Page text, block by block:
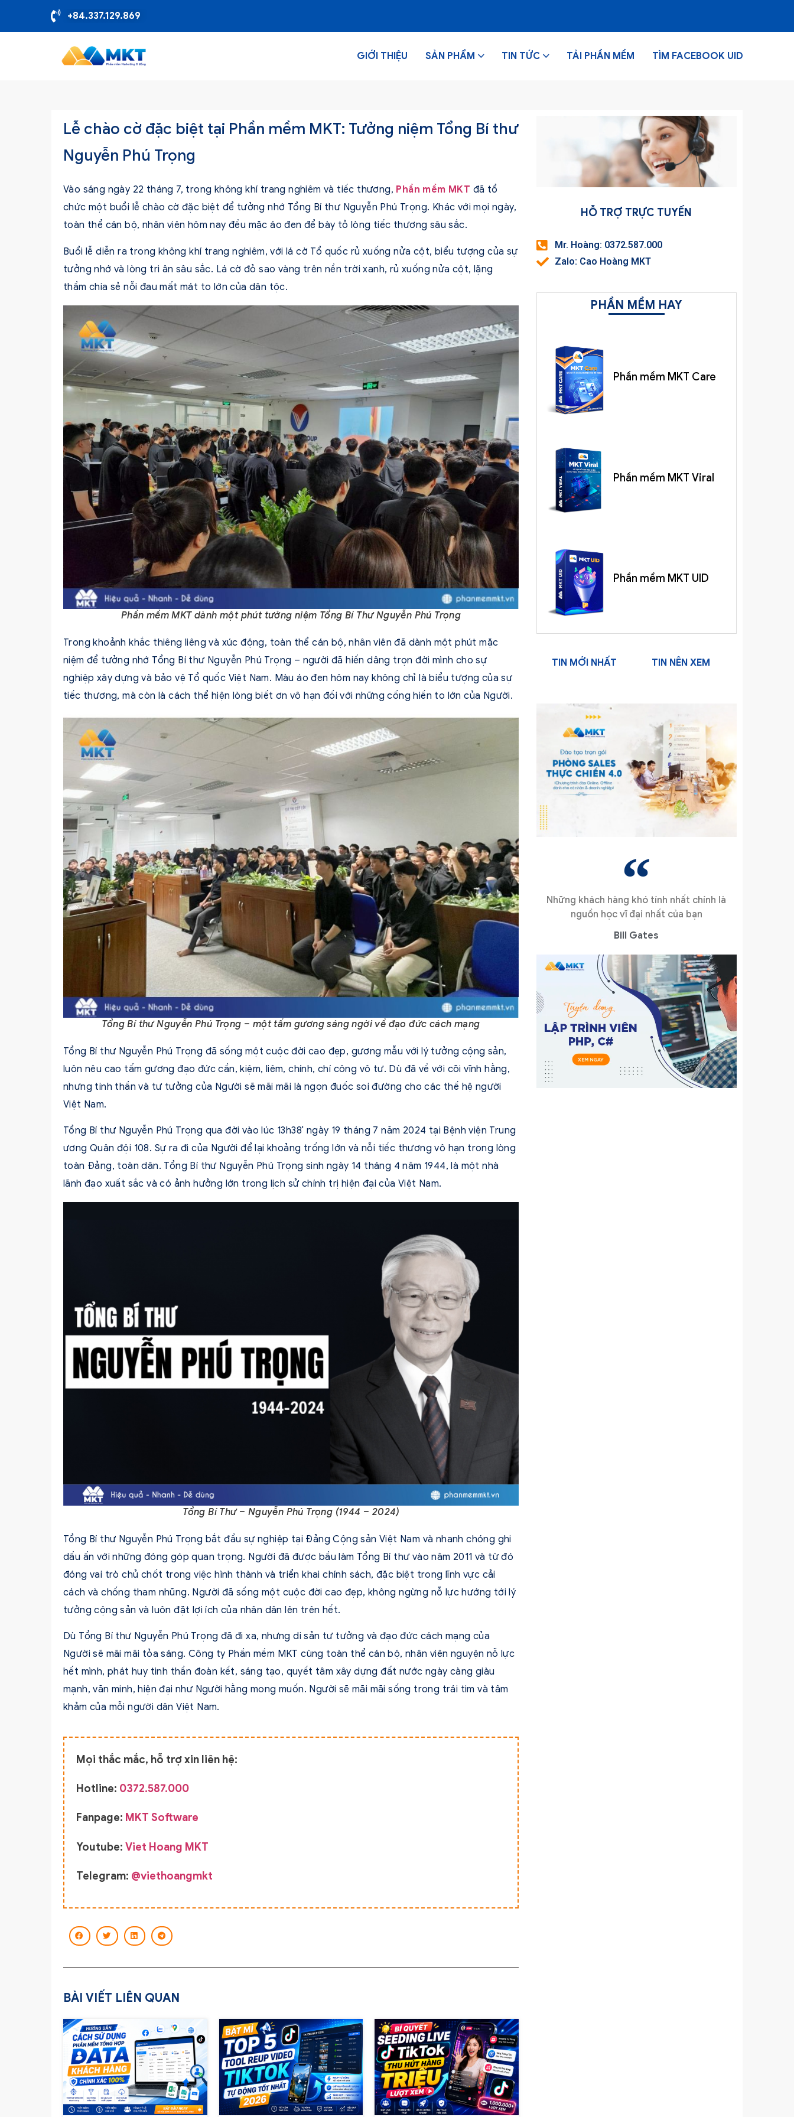
+84.337.129.869
GIỚI THIỆU SẢN PHẨM TIN TỨC TẢI PHẦN MỀM TÌM FACEBOOK UID
Lễ chào cờ đặc biệt tại Phần mềm MKT: Tưởng niệm Tổng Bí thư
Nguyễn Phú Trọng
Vào sáng ngày 22 tháng 7, trong không khí trang nghiêm và tiếc thương, Phần mềm MKT đã tổ
chức một buổi lễ chào cờ đặc biệt để tưởng nhớ Tổng Bí thư Nguyễn Phú Trọng. Khác với mọi ngày,
toàn thể cán bộ, nhân viên hôm nay đều mặc áo đen để bày tỏ lòng tiếc thương sâu sắc.
Buổi lễ diễn ra trong không khí trang nghiêm, với lá cờ Tổ quốc rủ xuống nửa cột, biểu tượng của sự
tưởng nhớ và lòng tri ân sâu sắc. Lá cờ đỏ sao vàng trên nền trời xanh, rủ xuống nửa cột, lặng
thầm chia sẻ nỗi đau mất mát to lớn của dân tộc.
Phần mềm MKT dành một phút tưởng niệm Tổng Bí Thư Nguyễn Phú Trọng
Trong khoảnh khắc thiêng liêng và xúc động, toàn thể cán bộ, nhân viên đã dành một phút mặc
niệm để tưởng nhớ Tổng Bí thư Nguyễn Phú Trọng – người đã hiến dâng trọn đời mình cho sự
nghiệp xây dựng và bảo vệ Tổ quốc Việt Nam. Màu áo đen hôm nay không chỉ là biểu tượng của sự
tiếc thương, mà còn là cách thể hiện lòng biết ơn vô hạn đối với những cống hiến to lớn của Người.
Tổng Bí thư Nguyễn Phú Trọng – một tấm gương sáng ngời về đạo đức cách mạng
Tổng Bí thư Nguyễn Phú Trọng đã sống một cuộc đời cao đẹp, gương mẫu với lý tưởng cộng sản,
luôn nêu cao tấm gương đạo đức cần, kiệm, liêm, chính, chí công vô tư. Dù đã về với cõi vĩnh hằng,
nhưng tinh thần và tư tưởng của Người sẽ mãi mãi là ngọn đuốc soi đường cho các thế hệ người
Việt Nam.
Tổng Bí thư Nguyễn Phú Trọng qua đời vào lúc 13h38′ ngày 19 tháng 7 năm 2024 tại Bệnh viện Trung
ương Quân đội 108. Sự ra đi của Người để lại khoảng trống lớn và nỗi tiếc thương vô hạn trong lòng
toàn Đảng, toàn dân. Tổng Bí thư Nguyễn Phú Trọng sinh ngày 14 tháng 4 năm 1944, là một nhà
lãnh đạo xuất sắc và có ảnh hưởng lớn trong lịch sử chính trị hiện đại của Việt Nam.
Tổng Bí Thư – Nguyễn Phú Trọng (1944 – 2024)
Tổng Bí thư Nguyễn Phú Trọng bắt đầu sự nghiệp tại Đảng Cộng sản Việt Nam và nhanh chóng ghi
dấu ấn với những đóng góp quan trọng. Người đã được bầu làm Tổng Bí thư vào năm 2011 và từ đó
đóng vai trò chủ chốt trong việc hình thành và triển khai chính sách, đặc biệt trong lĩnh vực cải
cách và chống tham nhũng. Người đã sống một cuộc đời cao đẹp, không ngừng nỗ lực hướng tới lý
tưởng cộng sản và luôn đặt lợi ích của nhân dân lên trên hết.
Dù Tổng Bí thư Nguyễn Phú Trọng đã đi xa, nhưng di sản tư tưởng và đạo đức cách mạng của
Người sẽ mãi mãi tỏa sáng. Công ty Phần mềm MKT cùng toàn thể cán bộ, nhân viên nguyện nỗ lực
hết mình, phát huy tinh thần đoàn kết, sáng tạo, quyết tâm xây dựng đất nước ngày càng giàu
mạnh, văn minh, hiện đại như Người hằng mong muốn. Người sẽ mãi mãi sống trong trái tim và tâm
khảm của mỗi người dân Việt Nam.
Mọi thắc mắc, hỗ trợ xin liên hệ:
Hotline: 0372.587.000
Fanpage: MKT Software
Youtube: Viet Hoang MKT
Telegram: @viethoangmkt
BÀI VIẾT LIÊN QUAN
HỖ TRỢ TRỰC TUYẾN
Mr. Hoàng: 0372.587.000
Zalo: Cao Hoàng MKT
PHẦN MỀM HAY
Phần mềm MKT Care
Phần mềm MKT Viral
Phần mềm MKT UID
TIN MỚI NHẤT TIN NÊN XEM
Những khách hàng khó tính nhất chính là
nguồn học vĩ đại nhất của bạn
Bill Gates